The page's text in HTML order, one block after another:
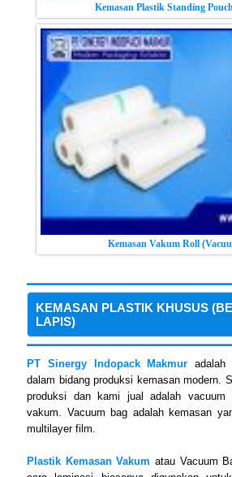
Kemasan Plastik Standing
Kemasan Vakum Roll
KEMASAN PLASTIK KHUSUS
LAPIS)
PT Sinergy Indopack Makmur adalah
dalam bidang produksi kemasan modern.
produksi dan kami jual adalah
vakum. Vacuum bag adalah kemasan
multilayer film.
Plastik Kemasan Vakum atau Vacuum